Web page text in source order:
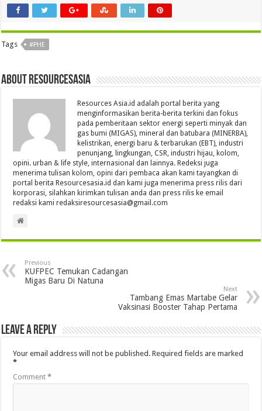
Tags #PHE
About Resourcesasia
Resources Asia.id adalah portal berita yang
menginformasikan berita-berita terkini dan fokus
pada pemberitaan sektor energi seperti minyak dan
gas bumi (MIGAS), mineral dan batubara (MINERBA),
kelistrikan, energi baru & terbarukan (EBT), industri
penunjang, lingkungan, CSR, industri hijau, kolom,
opini. urban & life style, internasional dan lainnya. Redeksi juga
menerima tulisan kolom, opini dari pembaca akan kami tayangkan di
portal berita Resourcesasia.id dan kami juga menerima press rilis dari
korporasi, silahkan kirimkan tulisan anda dan press rilis ke email
redaksi kami redaksiresourcesasia@gmail.com
Previous
KUFPEC Temukan Cadangan
Migas Baru Di Natuna
Next
Tambang Emas Martabe Gelar
Vaksinasi Booster Tahap Pertama
Leave a Reply
Your email address will not be published. Required fields are marked
*
Comment*